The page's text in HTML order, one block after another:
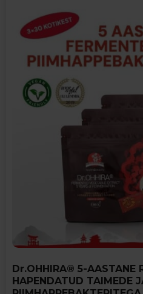
Dr.OHHIRA® 5-AASTANE
HAPENDATUD TAIMEDE